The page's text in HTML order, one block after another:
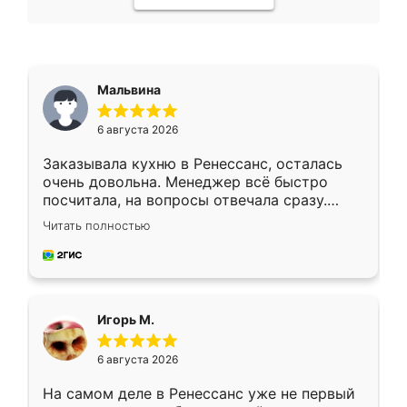
Мальвина
6 августа 2026
Заказывала кухню в Ренессанс, осталась
очень довольна. Менеджер всё быстро
посчитала, на вопросы отвечала сразу.
Замерщик приехал в субботу, подошёл к
делу со всей ответственностью. Собрали
за день, ребята работали аккуратно, даже
Читать полностью
Игорь М.
6 августа 2026
На самом деле в Ренессанс уже не первый